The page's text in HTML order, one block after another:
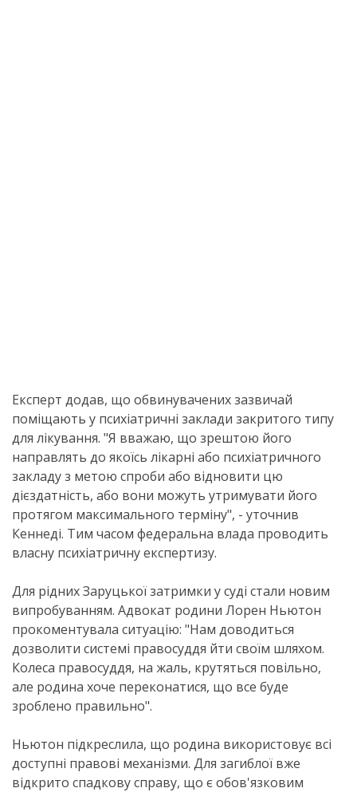
Експерт додав, що обвинувачених зазвичай
поміщають у психіатричні заклади закритого типу
для лікування. "Я вважаю, що зрештою його
направлять до якоїсь лікарні або психіатричного
закладу з метою спроби або відновити цю
дієздатність, або вони можуть утримувати його
протягом максимального терміну", - уточнив
Кеннеді. Тим часом федеральна влада проводить
власну психіатричну експертизу.
Для рідних Заруцької затримки у суді стали новим
випробуванням. Адвокат родини Лорен Ньютон
прокоментувала ситуацію: "Нам доводиться
дозволити системі правосуддя йти своїм шляхом.
Колеса правосуддя, на жаль, крутяться повільно,
але родина хоче переконатися, що все буде
зроблено правильно".
Ньютон підкреслила, що родина використовує всі
доступні правові механізми. Для загиблої вже
відкрито спадкову справу, що є обов'язковим